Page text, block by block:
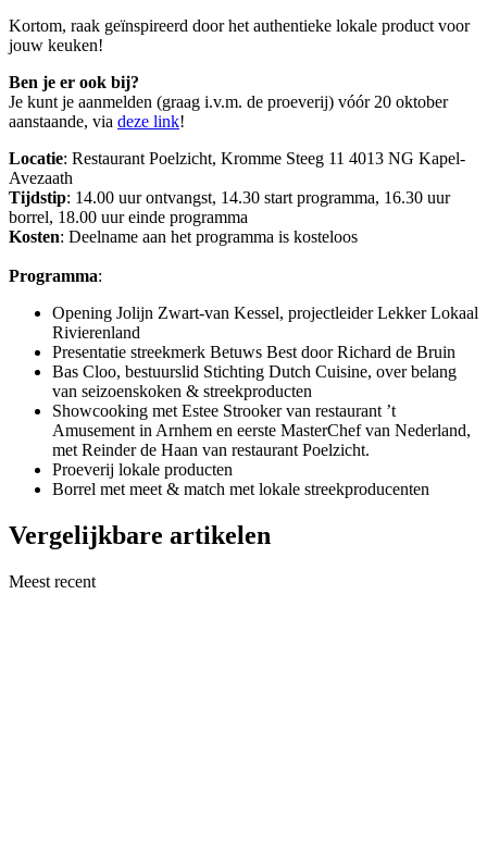
Kortom, raak geïnspireerd door het authentieke lokale product voor
jouw keuken!
Ben je er ook bij?
Je kunt je aanmelden (graag i.v.m. de proeverij) vóór 20 oktober
aanstaande, via deze link!
Locatie: Restaurant Poelzicht, Kromme Steeg 11 4013 NG Kapel-
Avezaath
Tijdstip: 14.00 uur ontvangst, 14.30 start programma, 16.30 uur
borrel, 18.00 uur einde programma
Kosten: Deelname aan het programma is kosteloos
Programma:
Opening Jolijn Zwart-van Kessel, projectleider Lekker Lokaal
Rivierenland
Presentatie streekmerk Betuws Best door Richard de Bruin
Bas Cloo, bestuurslid Stichting Dutch Cuisine, over belang
van seizoenskoken & streekproducten
Showcooking met Estee Strooker van restaurant ’t
Amusement in Arnhem en eerste MasterChef van Nederland,
met Reinder de Haan van restaurant Poelzicht.
Proeverij lokale producten
Borrel met meet & match met lokale streekproducenten
Vergelijkbare artikelen
Meest recent